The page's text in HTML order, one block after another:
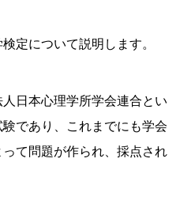
定について説明します。
日本心理学所学会連合とい
であり、これまでにも学会
て問題が作られ、採点され